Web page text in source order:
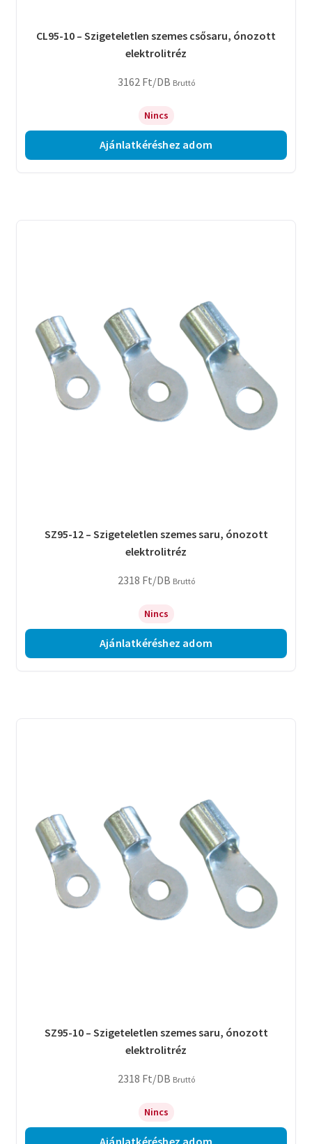
CL95-10 – Szigeteletlen szemes csősaru, ónozott
elektrolitréz
3162 Ft/DB Bruttó
Nincs
Ajánlatkéréshez adom
SZ95-12 – Szigeteletlen szemes saru, ónozott
elektrolitréz
2318 Ft/DB Bruttó
Nincs
Ajánlatkéréshez adom
SZ95-10 – Szigeteletlen szemes saru, ónozott
elektrolitréz
2318 Ft/DB Bruttó
Nincs